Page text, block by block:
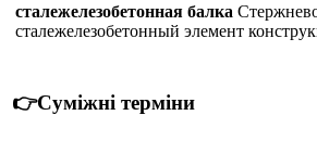
сталежелезобетонная балка
сталежелезобетонный элемент
👉Суміжні терміни